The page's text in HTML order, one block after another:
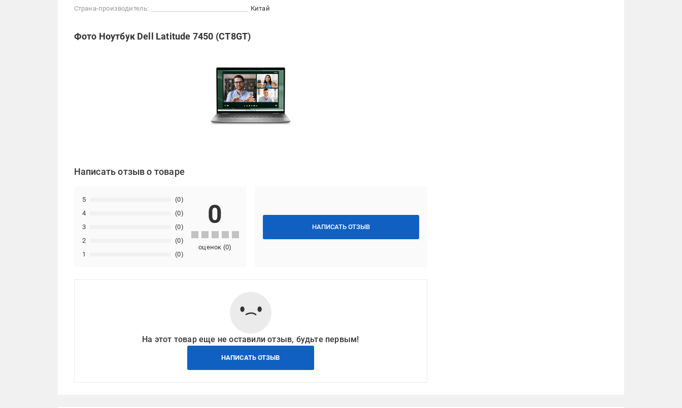
Страна-производитель:
Китай
Фото Ноутбук Dell Latitude 7450 (CT8GT)
Написать отзыв о товаре
НАПИСАТЬ ОТЗЫВ
1 (0)
2 (0)
3 (0)
4 (0)
5 (0)
0
оценок (0)
На этот товар еще не оставили отзыв, будьте первым!
НАПИСАТЬ ОТЗЫВ